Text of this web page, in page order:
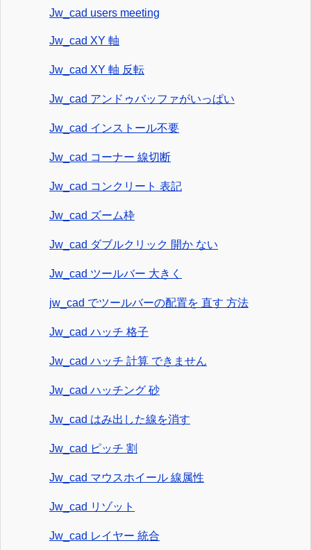
Jw_cad users meeting
Jw_cad XY 軸
Jw_cad XY 軸 反転
Jw_cad アンドゥバッファがいっぱい
Jw_cad インストール不要
Jw_cad コーナー 線切断
Jw_cad コンクリート 表記
Jw_cad ズーム枠
Jw_cad ダブルクリック 開か ない
Jw_cad ツールバー 大きく
jw_cad でツールバーの配置を 直す 方法
Jw_cad ハッチ 格子
Jw_cad ハッチ 計算 できません
Jw_cad ハッチング 砂
Jw_cad はみ出した線を消す
Jw_cad ピッチ 割
Jw_cad マウスホイール 線属性
Jw_cad リゾット
Jw_cad レイヤー 統合